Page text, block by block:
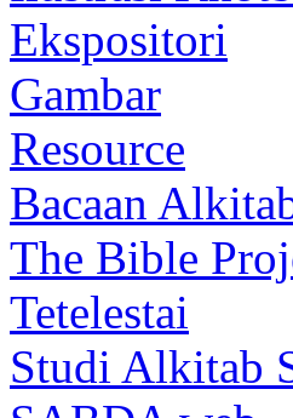
Ekspositori
Gambar
Resource
Bacaan
The Bible
Tetelestai
Studi Alkitab